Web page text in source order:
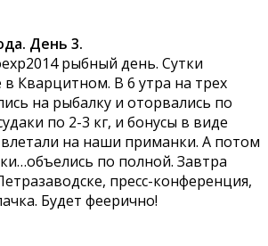
День 3.
рыбный день. Сутки
Кварцитном. В 6 утра на трех
на рыбалку и оторвались по
по 2-3 кг, и бонусы в виде
влетали на наши приманки. А потом
по полной. Завтра
пресс-конференция,
Будет феерично!